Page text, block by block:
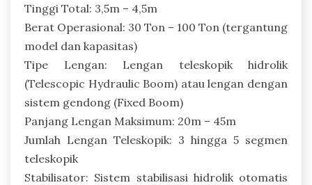
Tinggi Total: 3,5m – 4,5m
Berat Operasional: 30 Ton – 100 Ton (tergantung
model dan kapasitas)
Tipe Lengan: Lengan teleskopik hidrolik
(Telescopic Hydraulic Boom) atau lengan dengan
sistem gendong (Fixed Boom)
Panjang Lengan Maksimum: 20m – 45m
Jumlah Lengan Teleskopik: 3 hingga 5 segmen
teleskopik
Stabilisator: Sistem stabilisasi hidrolik otomatis